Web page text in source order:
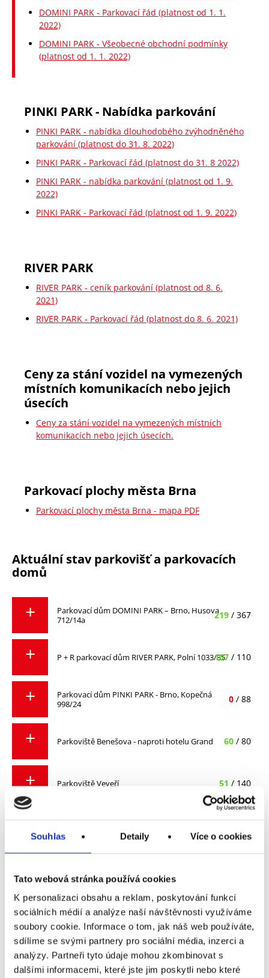
Souhlas Detaily Více o cookies
Tato webová stránka používá cookies
K personalizaci obsahu a reklam, poskytování funkcí
sociálních médií a analýze naší návštěvnosti využíváme
soubory cookie. Informace o tom, jak náš web používáte,
sdílíme se svými partnery pro sociální média, inzerci a
analýzy. Partneři tyto údaje mohou zkombinovat s
dalšími informacemi, které jste jim poskytli nebo které
DOMINI PARK - Parkovací řád (platnost od 1. 1.
2022)
DOMINI PARK - Všeobecné obchodní podmínky
(platnost od 1. 1. 2022)
PINKI PARK - Nabídka parkování
PINKI PARK - nabídka dlouhodobého zvýhodněného
parkování (platnost do 31. 8. 2022)
PINKI PARK - Parkovací řád (platnost do 31. 8 2022)
PINKI PARK - nabídka parkování (platnost od 1. 9.
2022)
PINKI PARK - Parkovací řád (platnost od 1. 9. 2022)
RIVER PARK
RIVER PARK - ceník parkování (platnost od 8. 6.
2021)
RIVER PARK - Parkovací řád (platnost do 8. 6. 2021)
Ceny za stání vozidel na vymezených
místních komunikacích nebo jejich
úsecích
Ceny za stání vozidel na vymezených místních
komunikacích nebo jejich úsecích.
Parkovací plochy města Brna
Parkovací plochy města Brna - mapa PDF
Aktuální stav parkovišť a parkovacích
domů
Parkovací dům DOMINI PARK – Brno, Husova
712/14a
219 / 367
P + R parkovací dům RIVER PARK, Polní 1033/35
107 / 110
Parkovací dům PINKI PARK - Brno, Kopečná
998/24
0 / 88
Parkoviště Benešova - naproti hotelu Grand 60 / 80
Parkoviště Veveří 51 / 140
P+R Líšeň u Zetoru 58/ 74
Parkovací dům ACADEMY PARK